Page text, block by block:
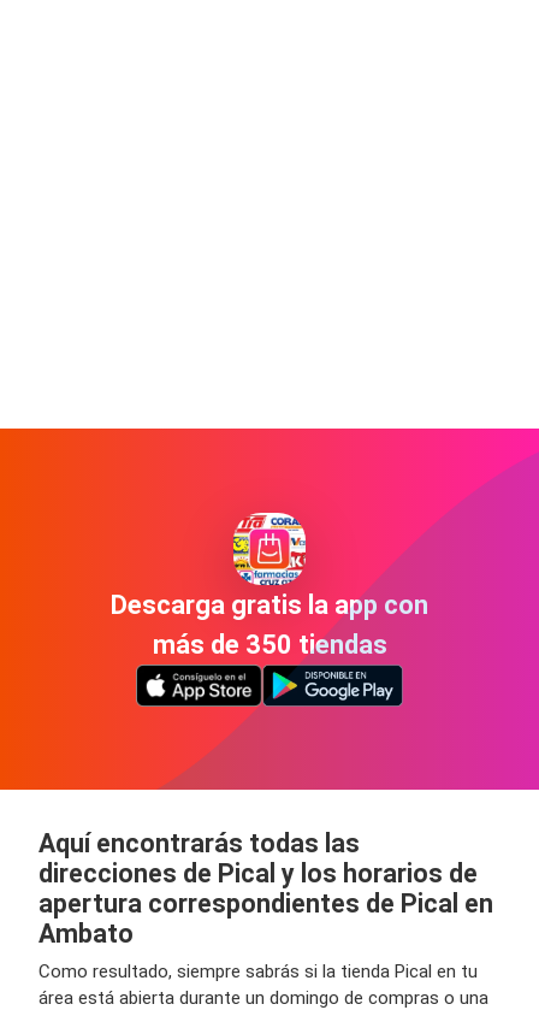
Descarga gratis la app con
más de 350 tiendas
Aquí encontrarás todas las
direcciones de Pical y los horarios de
apertura correspondientes de Pical en
Ambato
Como resultado, siempre sabrás si la tienda Pical en tu
área está abierta durante un domingo de compras o una